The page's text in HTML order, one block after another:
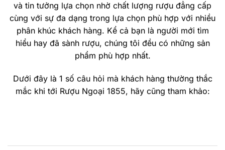
và tin tưởng lựa chọn nhờ chất lượng rượu đẳng cấp
cùng với sự đa dạng trong lựa chọn phù hợp với nhiều
phân khúc khách hàng. Kể cả bạn là người mới tìm
hiểu hay đã sành rượu, chúng tôi đều có những sản
phẩm phù hợp nhất.
Dưới đây là 1 số câu hỏi mà khách hàng thường thắc
mắc khi tới Rượu Ngoại 1855, hãy cũng tham khảo: